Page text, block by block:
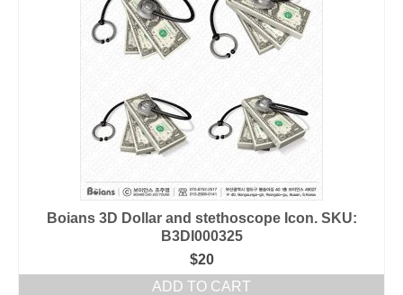
Boians 3D Dollar and stethoscope Icon. SKU:
B3DI000325
$20
ADD TO CART